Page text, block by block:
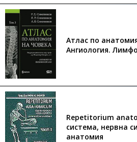
Атлас по
Ангиология.
Repetitorium
система, нервна
анатомия